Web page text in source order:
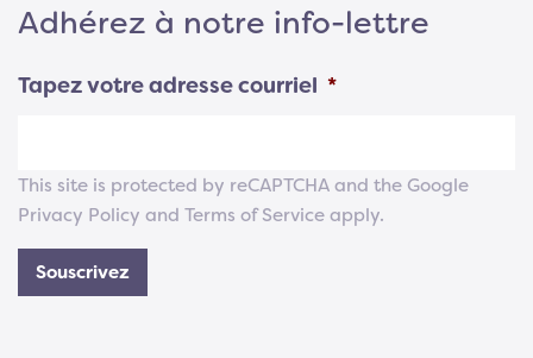
Adhérez à notre info-lettre
Tapez votre adresse courriel *
This site is protected by reCAPTCHA and the Google
Privacy Policy and Terms of Service apply.
Souscrivez